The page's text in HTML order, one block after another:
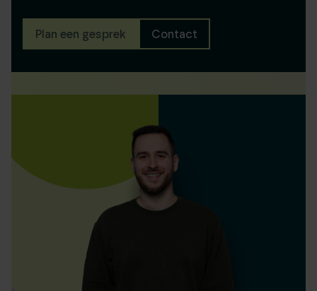
Plan een gesprek Contact